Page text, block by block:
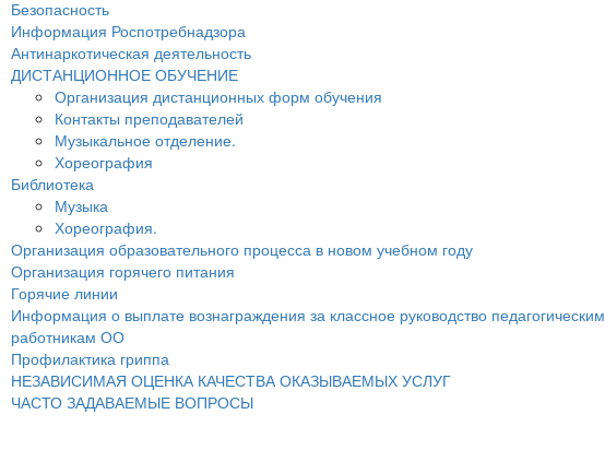
Безопасность
Информация Роспотребнадзора
Антинаркотическая деятельность
ДИСТАНЦИОННОЕ ОБУЧЕНИЕ
Организация дистанционных форм обучения
Контакты преподавателей
Музыкальное отделение.
Хореография
Библиотека
Музыка
Хореография.
Организация образовательного процесса в новом учебном году
Организация горячего питания
Горячие линии
Информация о выплате вознаграждения за классное руководство педагогическим
работникам ОО
Профилактика гриппа
НЕЗАВИСИМАЯ ОЦЕНКА КАЧЕСТВА ОКАЗЫВАЕМЫХ УСЛУГ
ЧАСТО ЗАДАВАЕМЫЕ ВОПРОСЫ